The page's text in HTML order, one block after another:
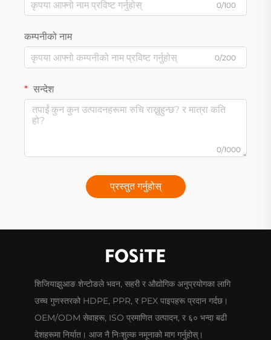
0/100
कम्पनीको नाम
0/200
सन्देश
0/1000
प्रस्तुत गर्नुहोस्
शिजियाझुआङ शेन्टोङले भवन, सहरी र औद्योगिक अनुप्रयोगका लागि
उच्च गुणस्तरको HDPE, PPR, र PEX पाइपहरू प्रदान गर्दछ।
OEM/ODM सेवाहरू, ISO प्रमाणित उत्पादन, र ६० भन्दा बढी
देशहरूमा निर्यात। आज नै निःशुल्क नमूनाको माग गर्नुहोस्।